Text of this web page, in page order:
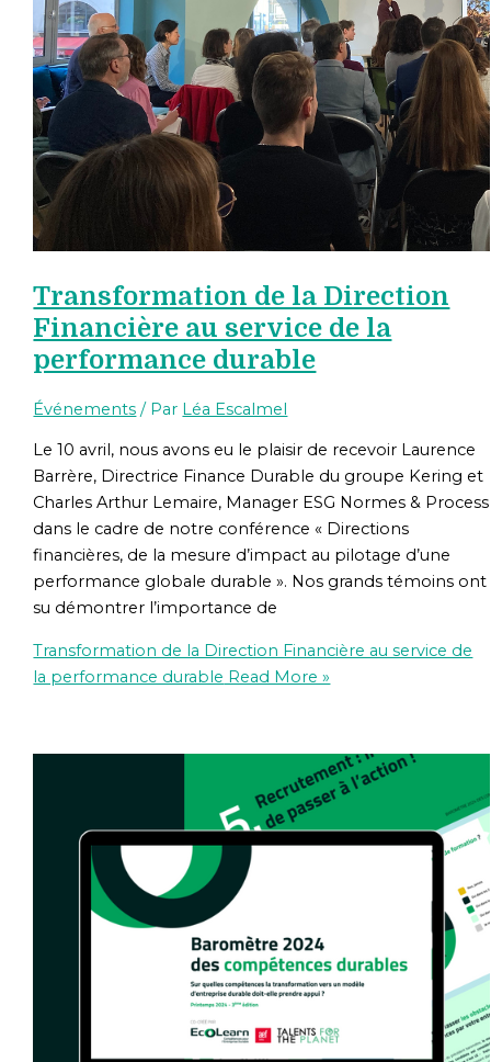
Transformation de la Direction
Financière au service de la
performance durable
Événements / Par Léa Escalmel
Le 10 avril, nous avons eu le plaisir de recevoir Laurence
Barrère, Directrice Finance Durable du groupe Kering et
Charles Arthur Lemaire, Manager ESG Normes & Process
dans le cadre de notre conférence « Directions
financières, de la mesure d’impact au pilotage d’une
performance globale durable ». Nos grands témoins ont
su démontrer l’importance de
Transformation de la Direction Financière au service de
la performance durable Read More »